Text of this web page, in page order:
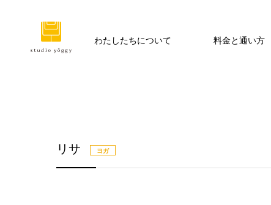
わたしたちについて 料金と通い方
リサ ヨガ